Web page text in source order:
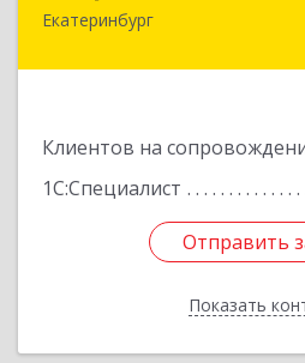
Екатеринбург
Клиентов на
1С:Специалист
Отправить
Показать
620102, Свердловская
Отправить
Назад